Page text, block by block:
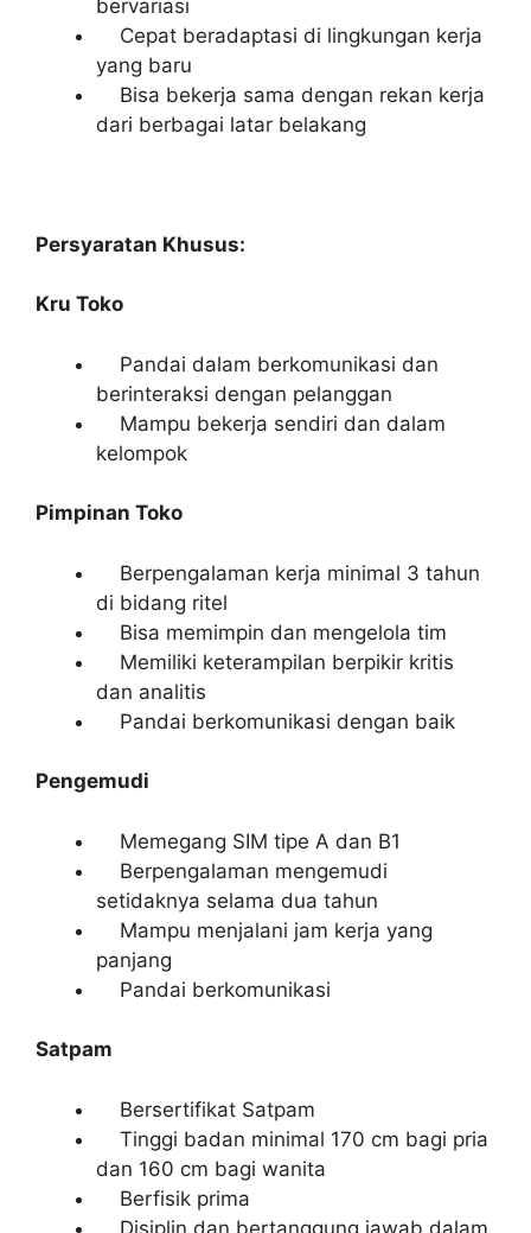
bervariasi
Cepat beradaptasi di lingkungan kerja
yang baru
Bisa bekerja sama dengan rekan kerja
dari berbagai latar belakang
Persyaratan Khusus:
Kru Toko
Pandai dalam berkomunikasi dan
berinteraksi dengan pelanggan
Mampu bekerja sendiri dan dalam
kelompok
Pimpinan Toko
Berpengalaman kerja minimal 3 tahun
di bidang ritel
Bisa memimpin dan mengelola tim
Memiliki keterampilan berpikir kritis
dan analitis
Pandai berkomunikasi dengan baik
Pengemudi
Memegang SIM tipe A dan B1
Berpengalaman mengemudi
setidaknya selama dua tahun
Mampu menjalani jam kerja yang
panjang
Pandai berkomunikasi
Satpam
Bersertifikat Satpam
Tinggi badan minimal 170 cm bagi pria
dan 160 cm bagi wanita
Berfisik prima
Disiplin dan bertanggung jawab dalam